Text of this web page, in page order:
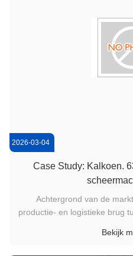
2026-03-04
Case Study: Kalkoen.
Achtergrond van de
productie- en logistieke brug
Gemengde materialen
Bekijk